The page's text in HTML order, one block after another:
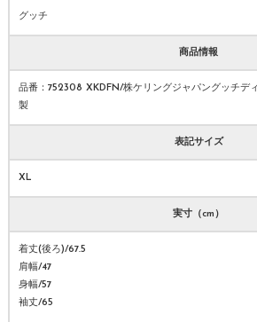
グッチ
商品情報
品番：752308 XKDFN/株ケリングジャパングッチデ
製
表記サイズ
XL
実寸（cm）
着丈(後ろ)/67.5
肩幅/47
身幅/57
袖丈/65